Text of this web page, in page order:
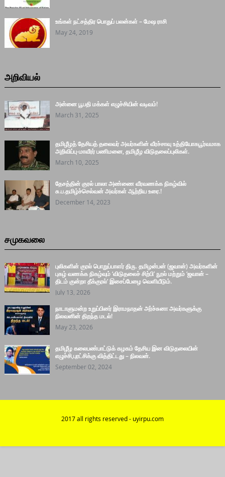
உங்கள் நட்சத்திர பொதுப் பலன்கள் – மேஷ ராசி
May 24, 2019
அறிவியல்
அன்னை பூபதி மக்கள் எழுச்சியின் வடிவம்!
March 31, 2025
தமிழீழத் தேசியத் தலைவர் அவர்களின் வீரச்சாவு உத்தியோகபூர்வமாக
அறிவிப்பு-மாவீரர் பணிமனை, தமிழீழ விடுதலைப்புலிகள்.
March 10, 2025
தேசத்தின் குரல் பாலா அண்ணை வீரவணக்க நிகழ்வில்
சு.ப.தமிழ்ச்செல்வன் அவர்கள் ஆற்றிய உரை.!
December 14, 2023
சமுகவலை
புலிகளின் குரல் பொறுப்பாளர் திரு. தமிழன்பன் (ஜவான்) அவர்களின்
புகழ் வணக்க நிகழ்வும் ‘விடுதலைச் சிற்பி’ நூல் மற்றும் ‘ஜவான் –
திடம் குன்றா தீக்குரல்’ இசைப்பேழை வெளியீடும்.
July 13, 2026
நாடாளுமன்ற உறுப்பினர் இராமநாதன் அர்ச்சுனா அவர்களுக்கு
நிலவனின் திறந்த மடல்!
May 23, 2026
தமிழீழ கலைபண்பாட்டுக் கழகம் தேசிய இன விடுதலையின்
எழுச்சி,புரட்சிக்கு வித்திட்டது – நிலவன்.
September 02, 2024
2017 all rights reserved - uyirpu.com